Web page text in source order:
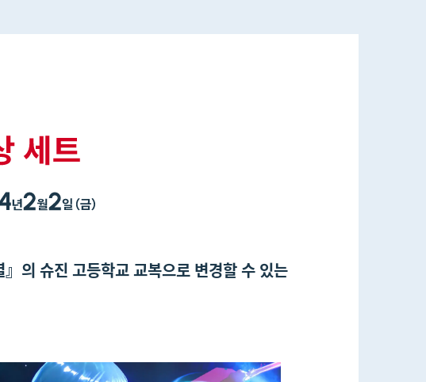
의 슈진 고등학교 교복으로 변경할 수 있는